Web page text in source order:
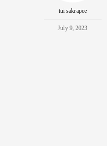
tui sakrapee
July 9, 2023